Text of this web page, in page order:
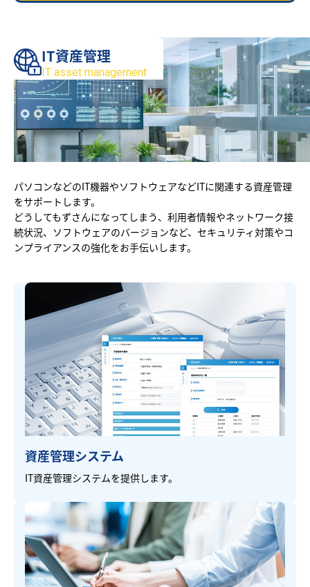
IT資産管理
IT asset management
パソコンなどのIT機器やソフトウェアなどITに関連する資産管理
をサポートします。
どうしてもずさんになってしまう、利用者情報やネットワーク接
続状況、ソフトウェアのバージョンなど、セキュリティ対策やコ
ンプライアンスの強化をお手伝いします。
資産管理システム
IT資産管理システムを提供します。